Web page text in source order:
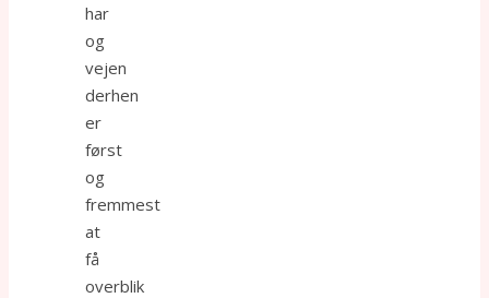
har
og
vejen
derhen
er
først
og
fremmest
at
få
overblik